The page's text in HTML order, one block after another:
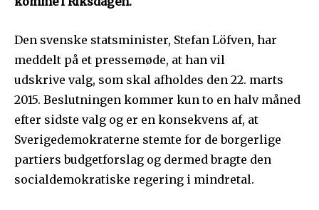
Den svenske statsminister, Stefan Löfven, har
meddelt på et pressemøde, at han vil
udskrive valg, som skal afholdes den 22. marts
2015. Beslutningen kommer kun to en halv måned
efter sidste valg og er en konsekvens af, at
Sverigedemokraterne stemte for de borgerlige
partiers budgetforslag og dermed bragte den
socialdemokratiske regering i mindretal.